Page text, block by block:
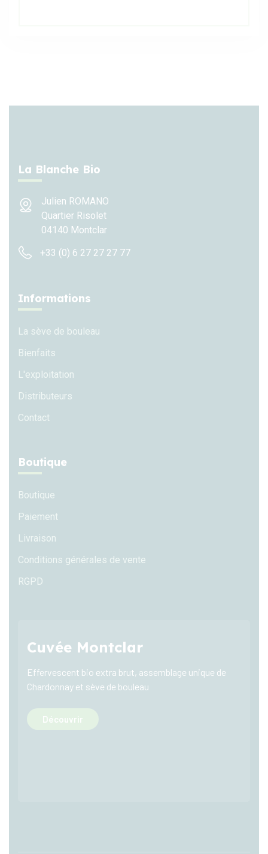
La Blanche Bio
Julien ROMANO
Quartier Risolet
04140 Montclar
+33 (0) 6 27 27 27 77
Informations
La sève de bouleau
Bienfaits
L'exploitation
Distributeurs
Contact
Boutique
Boutique
Paiement
Livraison
Conditions générales de vente
RGPD
Cuvée Montclar
Effervescent bio extra brut, assemblage unique de
Chardonnay et sève de bouleau
Découvrir